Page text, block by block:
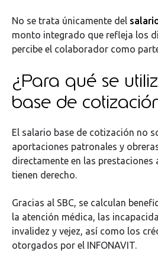
No se trata únicamente del
monto integrado que refleja los
percibe el colaborador como
¿Para qué se
base de
El salario base de cotización no
aportaciones patronales y
directamente en las
tienen derecho.
Gracias al SBC, se calculan
la atención médica, las
invalidez y vejez, así como los
otorgados por el INFONAVIT.